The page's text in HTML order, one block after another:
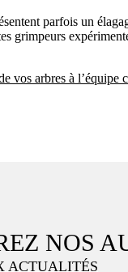
parfois un
grimpeurs
vos arbres à
NOS
ACTUALITÉS